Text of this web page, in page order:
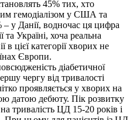
45% тих, хто
гемодіалізом у США та
– у Данії, водночас ця цифра
та Україні, хоча реальна
в цієї категорії хворих не
Європи.
діабетичної
чергу від тривалості
проявляється у хворих на
датою дебюту. Пік розвитку
тривалість ЦД 15-20 років і